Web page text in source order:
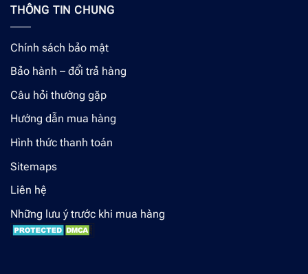
THÔNG TIN CHUNG
Chính sách bảo mật
Bảo hành – đổi trả hàng
Câu hỏi thường gặp
Hướng dẫn mua hàng
Hình thức thanh toán
Sitemaps
Liên hệ
Những lưu ý trước khi mua hàng